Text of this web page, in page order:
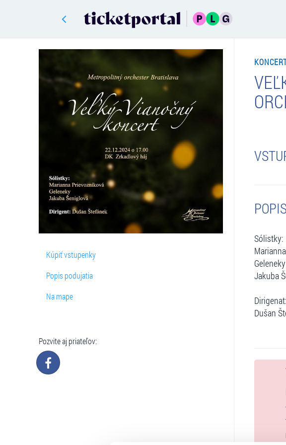
Kúpiť vstupenky
Popis podujatia
Na mape
Pozvite aj priateľov:
Sólistky:
Geleneky
Jakuba
Dirigenat:
Dušan